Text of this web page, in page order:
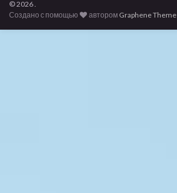
© 2026 .
Создано с помощью
автором Graphene